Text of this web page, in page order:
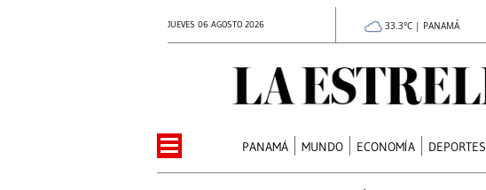
JUEVES 06 AGOSTO 2026 33.3°C | PANAMÁ
PANAMÁ MUNDO ECONOMÍA DEPORTES